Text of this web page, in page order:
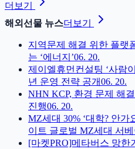
더보기
해외선물 뉴스더보기
지역문제 해결 위한 플랫
는 ‘에너지’06. 20.
제이엘휴먼컨설팅 ‘사람
년 운영 전략 공개06. 20.
NHN KCP, 환경 문제 해
진행06. 20.
MZ세대 30% ‘대학? 안
이트 글로벌 MZ세대 서베
[마켓PRO]메타버스 망